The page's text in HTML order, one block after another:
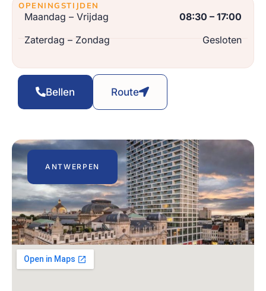
OPENINGSTIJDEN
Maandag – Vrijdag
08:30 – 17:00
Zaterdag – Zondag
Gesloten
Bellen Route
ANTWERPEN